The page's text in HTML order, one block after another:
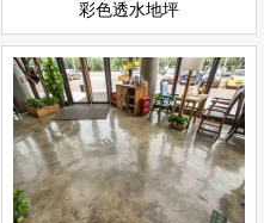
彩色透水地坪
复古地坪
环氧地坪
立即询问